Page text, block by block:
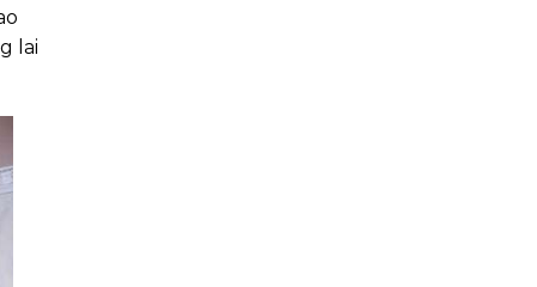
lai